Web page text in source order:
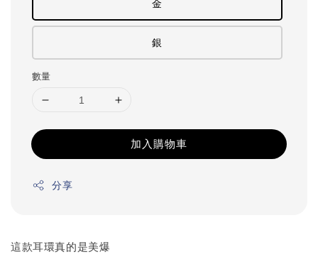
金
銀
數量
加入購物車
分享
這款耳環真的是美爆